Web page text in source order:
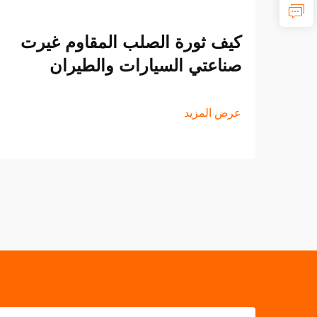
كيف ثورة الصلب المقاوم غيرت
صناعتي السيارات والطيران
عرض المزيد